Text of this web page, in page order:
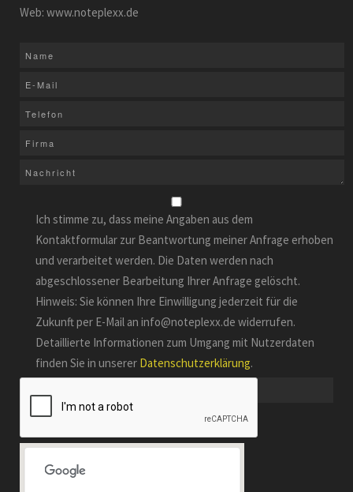
Web: www.noteplexx.de
Ich stimme zu, dass meine Angaben aus dem
Kontaktformular zur Beantwortung meiner Anfrage erhoben
und verarbeitet werden. Die Daten werden nach
abgeschlossener Bearbeitung Ihrer Anfrage gelöscht.
Hinweis: Sie können Ihre Einwilligung jederzeit für die
Zukunft per E-Mail an info@noteplexx.de widerrufen.
Detaillierte Informationen zum Umgang mit Nutzerdaten
finden Sie in unserer Datenschutzerklärung.